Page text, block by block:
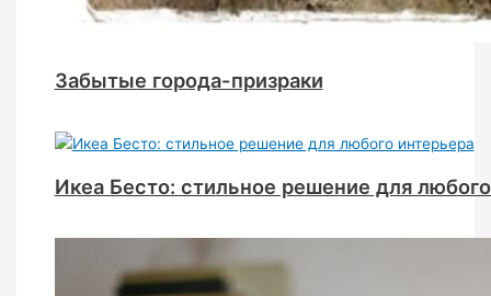
Забытые города-призраки
Икеа Бесто: стильное решение для